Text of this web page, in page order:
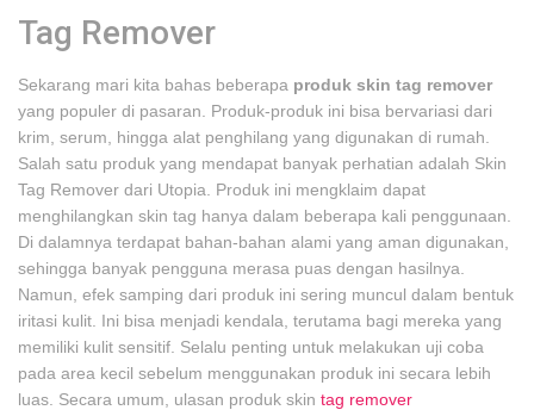
Tag Remover
Sekarang mari kita bahas beberapa produk skin tag remover
yang populer di pasaran. Produk-produk ini bisa bervariasi dari
krim, serum, hingga alat penghilang yang digunakan di rumah.
Salah satu produk yang mendapat banyak perhatian adalah Skin
Tag Remover dari Utopia. Produk ini mengklaim dapat
menghilangkan skin tag hanya dalam beberapa kali penggunaan.
Di dalamnya terdapat bahan-bahan alami yang aman digunakan,
sehingga banyak pengguna merasa puas dengan hasilnya.
Namun, efek samping dari produk ini sering muncul dalam bentuk
iritasi kulit. Ini bisa menjadi kendala, terutama bagi mereka yang
memiliki kulit sensitif. Selalu penting untuk melakukan uji coba
pada area kecil sebelum menggunakan produk ini secara lebih
luas. Secara umum, ulasan produk skin tag remover